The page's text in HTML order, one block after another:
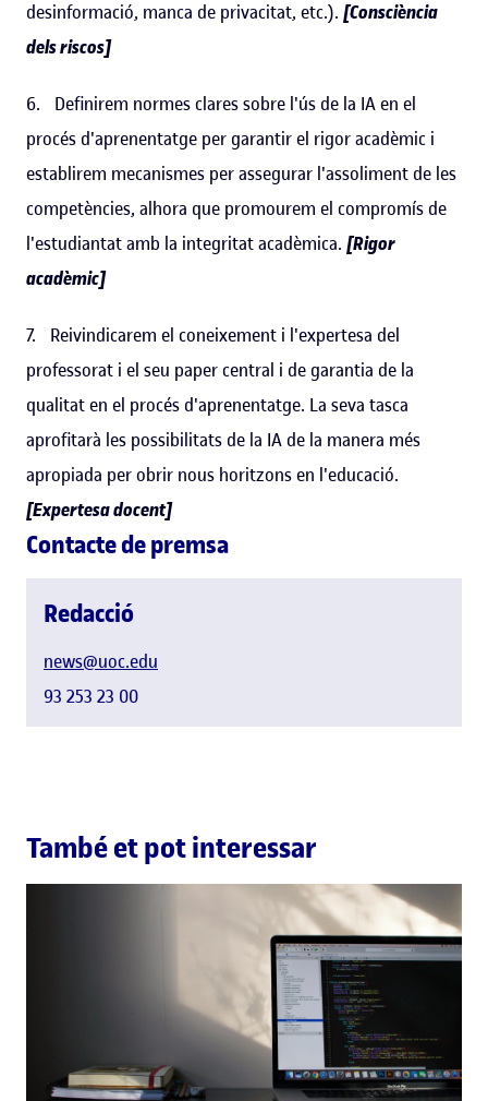
desinformació, manca de privacitat, etc.). [Consciència
dels riscos]
6. Definirem normes clares sobre l'ús de la IA en el
procés d'aprenentatge per garantir el rigor acadèmic i
establirem mecanismes per assegurar l'assoliment de les
competències, alhora que promourem el compromís de
l'estudiantat amb la integritat acadèmica. [Rigor
acadèmic]
7. Reivindicarem el coneixement i l'expertesa del
professorat i el seu paper central i de garantia de la
qualitat en el procés d'aprenentatge. La seva tasca
aprofitarà les possibilitats de la IA de la manera més
apropiada per obrir nous horitzons en l'educació.
[Expertesa docent]
Contacte de premsa
Redacció
news@uoc.edu
93 253 23 00
També et pot interessar